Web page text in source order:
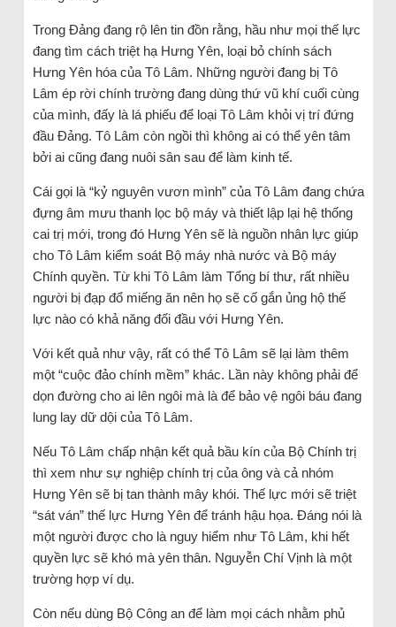
Trong Đảng đang rộ lên tin đồn rằng, hầu như mọi thế lực
đang tìm cách triệt hạ Hưng Yên, loại bỏ chính sách
Hưng Yên hóa của Tô Lâm. Những người đang bị Tô
Lâm ép rời chính trường đang dùng thứ vũ khí cuối cùng
của mình, đấy là lá phiếu để loại Tô Lâm khỏi vị trí đứng
đầu Đảng. Tô Lâm còn ngồi thì không ai có thể yên tâm
bởi ai cũng đang nuôi sân sau để làm kinh tế.
Cái gọi là “kỷ nguyên vươn mình” của Tô Lâm đang chứa
đựng âm mưu thanh lọc bộ máy và thiết lập lại hệ thống
cai trị mới, trong đó Hưng Yên sẽ là nguồn nhân lực giúp
cho Tô Lâm kiểm soát Bộ máy nhà nước và Bộ máy
Chính quyền. Từ khi Tô Lâm làm Tổng bí thư, rất nhiều
người bị đạp đổ miếng ăn nên họ sẽ cố gắn ủng hộ thế
lực nào có khả năng đối đầu với Hưng Yên.
Với kết quả như vậy, rất có thể Tô Lâm sẽ lại làm thêm
một “cuộc đảo chính mềm” khác. Lần này không phải để
dọn đường cho ai lên ngôi mà là để bảo vệ ngôi báu đang
lung lay dữ dội của Tô Lâm.
Nếu Tô Lâm chấp nhận kết quả bầu kín của Bộ Chính trị
thì xem như sự nghiệp chính trị của ông và cả nhóm
Hưng Yên sẽ bị tan thành mây khói. Thế lực mới sẽ triệt
“sát ván” thế lực Hưng Yên để tránh hậu họa. Đáng nói là
một người được cho là nguy hiểm như Tô Lâm, khi hết
quyền lực sẽ khó mà yên thân. Nguyễn Chí Vịnh là một
trường hợp ví dụ.
Còn nếu dùng Bộ Công an để làm mọi cách nhằm phủ